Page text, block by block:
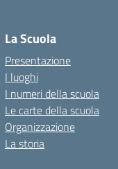
La Scuola
Presentazione
I luoghi
I numeri della scuola
Le carte della scuola
Organizzazione
La storia